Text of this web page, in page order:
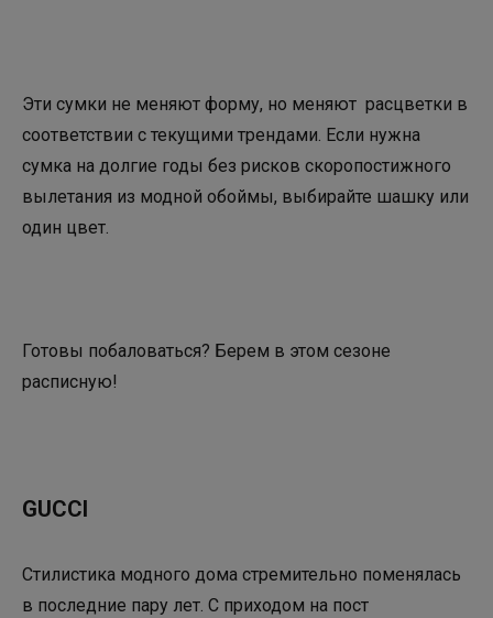
Эти сумки не меняют форму, но меняют расцветки в
соответствии с текущими трендами. Если нужна
сумка на долгие годы без рисков скоропостижного
вылетания из модной обоймы, выбирайте шашку или
один цвет.
Готовы побаловаться? Берем в этом сезоне
расписную!
GUCCI
Стилистика модного дома стремительно поменялась
в последние пару лет. С приходом на пост